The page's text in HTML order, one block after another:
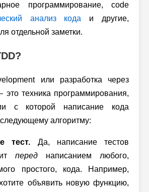
программирование, code
анализ кода и другие,
отдельной заметки.
или разработка через
это техника программирования,
с которой написание кода
алгоритму:
тест. Да, написание тестов
перед написанием любого,
простого, кода. Например,
объявить новую функцию,